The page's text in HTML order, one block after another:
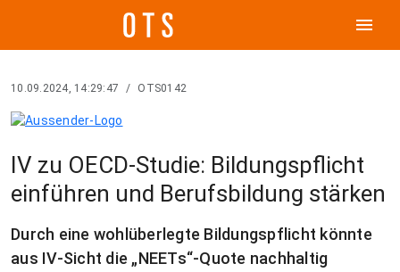
menu
10.09.2024, 14:29:47 / OTS0142
IV zu OECD-Studie: Bildungspflicht
einführen und Berufsbildung stärken
Durch eine wohlüberlegte Bildungspflicht könnte
aus IV-Sicht die „NEETs“-Quote nachhaltig